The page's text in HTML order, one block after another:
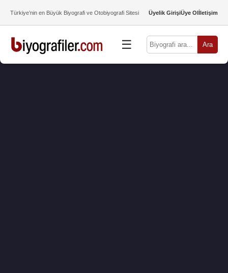
Türkiye’nin en Büyük Biyografi ve Otobiyografi Sitesi Üyelik GirişiÜye Olİletişim
☰ Ara